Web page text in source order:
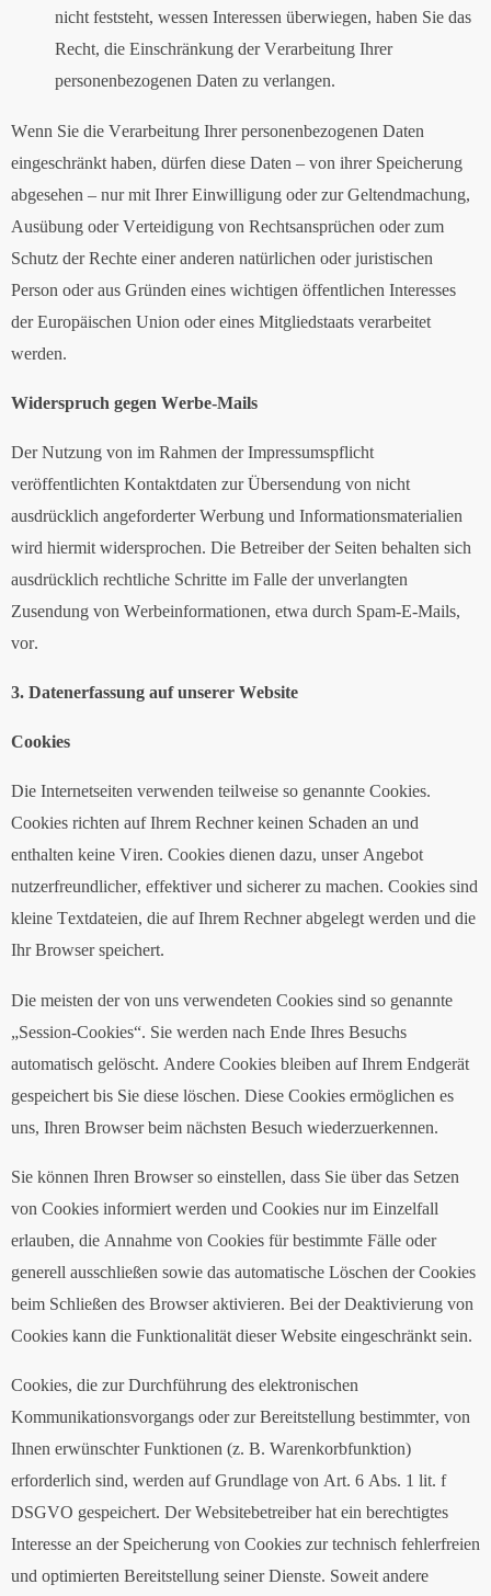
nicht feststeht, wessen Interessen überwiegen, haben Sie das
Recht, die Einschränkung der Verarbeitung Ihrer
personenbezogenen Daten zu verlangen.
Wenn Sie die Verarbeitung Ihrer personenbezogenen Daten
eingeschränkt haben, dürfen diese Daten – von ihrer Speicherung
abgesehen – nur mit Ihrer Einwilligung oder zur Geltendmachung,
Ausübung oder Verteidigung von Rechtsansprüchen oder zum
Schutz der Rechte einer anderen natürlichen oder juristischen
Person oder aus Gründen eines wichtigen öffentlichen Interesses
der Europäischen Union oder eines Mitgliedstaats verarbeitet
werden.
Widerspruch gegen Werbe-Mails
Der Nutzung von im Rahmen der Impressumspflicht
veröffentlichten Kontaktdaten zur Übersendung von nicht
ausdrücklich angeforderter Werbung und Informationsmaterialien
wird hiermit widersprochen. Die Betreiber der Seiten behalten sich
ausdrücklich rechtliche Schritte im Falle der unverlangten
Zusendung von Werbeinformationen, etwa durch Spam-E-Mails,
vor.
3. Datenerfassung auf unserer Website
Cookies
Die Internetseiten verwenden teilweise so genannte Cookies.
Cookies richten auf Ihrem Rechner keinen Schaden an und
enthalten keine Viren. Cookies dienen dazu, unser Angebot
nutzerfreundlicher, effektiver und sicherer zu machen. Cookies sind
kleine Textdateien, die auf Ihrem Rechner abgelegt werden und die
Ihr Browser speichert.
Die meisten der von uns verwendeten Cookies sind so genannte
„Session-Cookies“. Sie werden nach Ende Ihres Besuchs
automatisch gelöscht. Andere Cookies bleiben auf Ihrem Endgerät
gespeichert bis Sie diese löschen. Diese Cookies ermöglichen es
uns, Ihren Browser beim nächsten Besuch wiederzuerkennen.
Sie können Ihren Browser so einstellen, dass Sie über das Setzen
von Cookies informiert werden und Cookies nur im Einzelfall
erlauben, die Annahme von Cookies für bestimmte Fälle oder
generell ausschließen sowie das automatische Löschen der Cookies
beim Schließen des Browser aktivieren. Bei der Deaktivierung von
Cookies kann die Funktionalität dieser Website eingeschränkt sein.
Cookies, die zur Durchführung des elektronischen
Kommunikationsvorgangs oder zur Bereitstellung bestimmter, von
Ihnen erwünschter Funktionen (z. B. Warenkorbfunktion)
erforderlich sind, werden auf Grundlage von Art. 6 Abs. 1 lit. f
DSGVO gespeichert. Der Websitebetreiber hat ein berechtigtes
Interesse an der Speicherung von Cookies zur technisch fehlerfreien
und optimierten Bereitstellung seiner Dienste. Soweit andere